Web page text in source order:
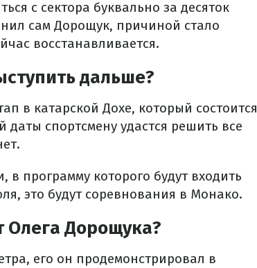
с сектора буквально за десяток
сам Дорощук, причиной стало
восстанавливается.
дальше?
в катарской Дохе, который состоится
даты спортсмену удастся решить все
программу которого будут входить
это будут соревнования в Монако.
Олега Дорощука?
его он продемонстрировал в